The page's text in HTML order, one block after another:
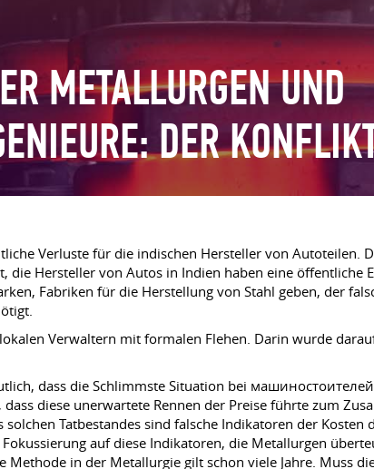
METALLURGEN UND
DER
Verluste für die indischen Hersteller von Autoteilen.
Hersteller von Autos in Indien haben eine öffentliche
Fabriken für die Herstellung von Stahl geben, der
Verwaltern mit formalen Flehen. Darin wurde
dass die Schlimmste Situation bei
diese unerwartete Rennen der Preise führte zum
Tatbestandes sind falsche Indikatoren der
auf diese Indikatoren, die Metallurgen
in der Metallurgie gilt schon viele Jahre. Muss